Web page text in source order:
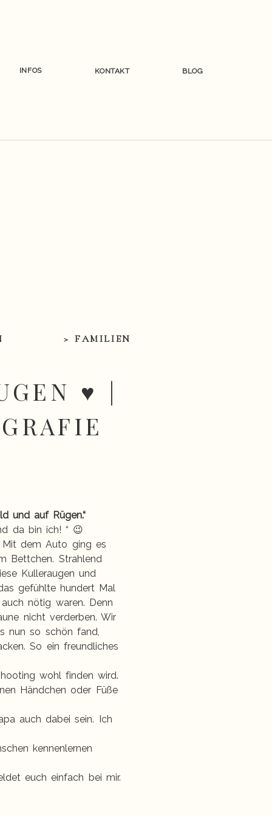
INFOS KONTAKT BLOG
> FAMILIEN
♥ |
und auf Rügen.“
da bin ich! “ 😉
Mit dem Auto ging es
Bettchen. Strahlend
Kulleraugen und
gefühlte hundert Mal
nötig waren. Denn
nicht verderben. Wir
nun so schön fand,
So ein freundliches
wohl finden wird.
Händchen oder Füße
auch dabei sein. Ich
kennenlernen
euch einfach bei mir.